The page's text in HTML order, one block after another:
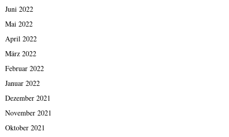
Juni 2022
Mai 2022
April 2022
März 2022
Februar 2022
Januar 2022
Dezember 2021
November 2021
Oktober 2021